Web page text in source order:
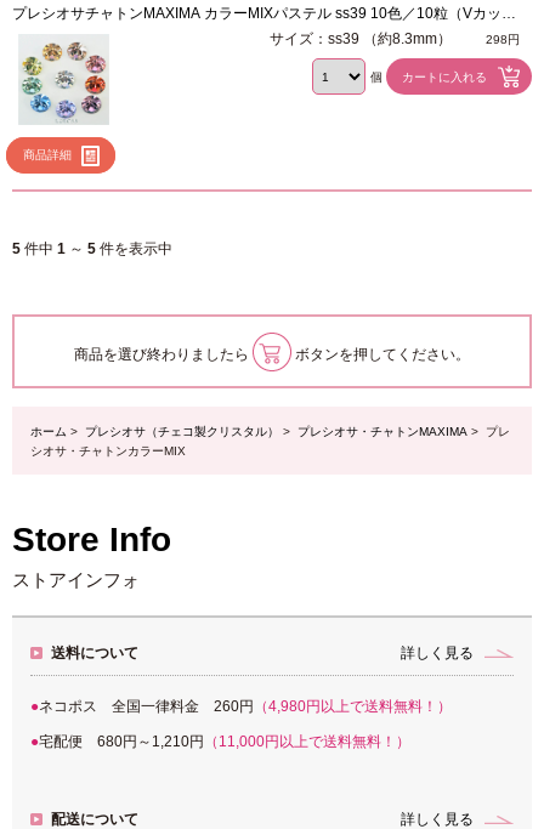
プレシオサチャトンMAXIMA カラーMIXパステル ss39 10色／10粒（Vカッ
ト）
商品詳細
サイズ：ss39 （約8.3mm） 298円
個
5 件中 1 ～ 5 件を表示中
商品を選び終わりましたら ボタンを押してください。
ホーム > プレシオサ（チェコ製クリスタル） > プレシオサ・チャトンMAXIMA > プレ
シオサ・チャトンカラーMIX
Store Info
ストアインフォ
送料について 詳しく見る
ネコポス 全国一律料金 260円 （4,980円以上で送料無料！）
宅配便 680円～1,210円 （11,000円以上で送料無料！）
配送について 詳しく見る